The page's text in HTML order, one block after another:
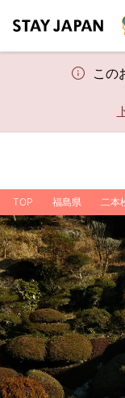
この
TOP 福島県 二本